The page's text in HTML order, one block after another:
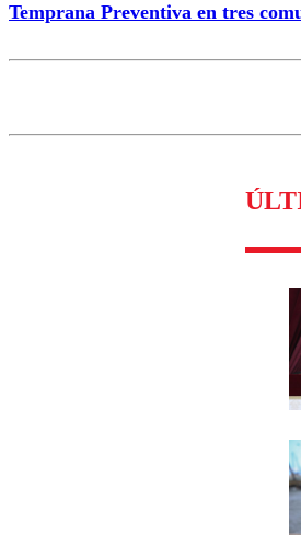
Temprana Preventiva en tres